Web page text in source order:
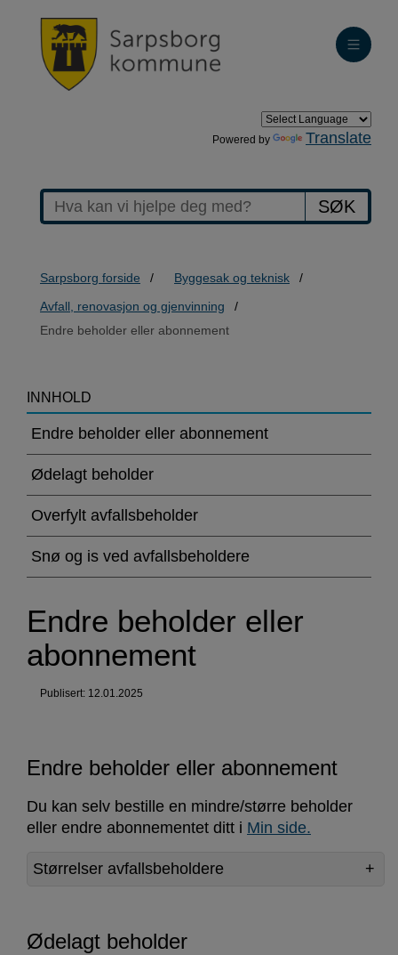
Powered by Translate
SØK
Sarpsborg forside
Byggesak og teknisk
Avfall, renovasjon og gjenvinning
Endre beholder eller abonnement
>Endre
beholder
eller
abonnement
INNHOLD
Endre beholder eller abonnement
Ødelagt beholder
Overfylt avfallsbeholder
Snø og is ved avfallsbeholdere
Endre beholder eller
abonnement
Publisert: 12.01.2025
Endre beholder eller abonnement
Du kan selv bestille en mindre/større beholder
eller endre abonnementet ditt i Min side.
Størrelser avfallsbeholdere
Ødelagt beholder